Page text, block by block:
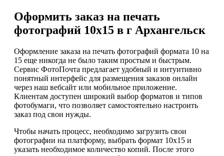
Оформить заказ на печать
фотографий 10х15 в г Архангельск
Оформление заказа на печать фотографий формата 10 на
15 еще никогда не было таким простым и быстрым.
Сервис ФотоПочта предлагает удобный и интуитивно
понятный интерфейс для размещения заказов онлайн
через наш вебсайт или мобильное приложение.
Клиентам доступен широкий выбор форматов и типов
фотобумаги, что позволяет самостоятельно настроить
заказ под свои нужды.
Чтобы начать процесс, необходимо загрузить свои
фотографии на платформу, выбрать формат 10х15 и
указать необходимое количество копий. После этого